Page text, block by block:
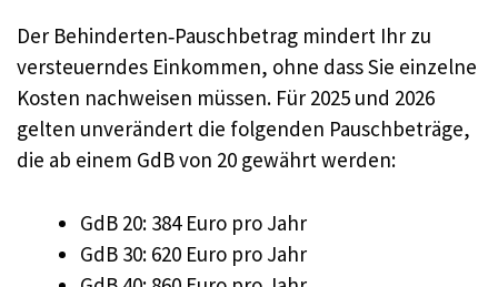
Der Behinderten‑Pauschbetrag mindert Ihr zu
versteuerndes Einkommen, ohne dass Sie einzelne
Kosten nachweisen müssen. Für 2025 und 2026
gelten unverändert die folgenden Pauschbeträge,
die ab einem GdB von 20 gewährt werden:
GdB 20: 384 Euro pro Jahr
GdB 30: 620 Euro pro Jahr